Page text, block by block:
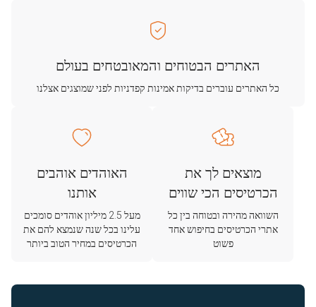
האתרים הבטוחים והמאובטחים בעולם
כל האתרים עוברים בדיקות אמינות קפדניות לפני שמוצגים אצלנו
מוצאים לך את
הכרטיסים הכי שווים
השוואה מהירה ובטוחה בין כל
אתרי הכרטיסים בחיפוש אחד
פשוט
האוהדים אוהבים
אותנו
מעל 2.5 מיליון אוהדים סומכים
עלינו בכל שנה שנמצא להם את
הכרטיסים במחיר הטוב ביותר